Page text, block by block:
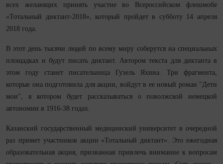
всех желающих принять участие во Всероссийском флешмобе
«Тотальный диктант-2018», который пройдет в субботу 14 апреля
2018 года.
В этот день тысячи людей по всему миру соберутся на специальных
площадках и будут писать диктант. Автором текста для диктанта в
этом году станет писательница Гузель Яхина. Три фрагмента,
которые она подготовила для акции, войдут в ее новый роман "Дети
мои", в котором будет рассказываться о поволжской немецкой
автономии в 1916-38 годах.
Казанский государственный медицинский университет в очередной
раз примет участников акции «Тотальный диктант». Это ежегодная
образовательная акция, призванная привлечь внимание к вопросам